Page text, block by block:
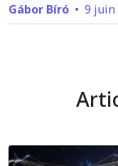
Gábor Bíró • 9 juin